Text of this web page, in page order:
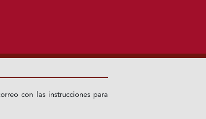
con las instrucciones para